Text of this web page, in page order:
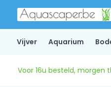
Vijver Aquarium
Voor 16u besteld, morgen